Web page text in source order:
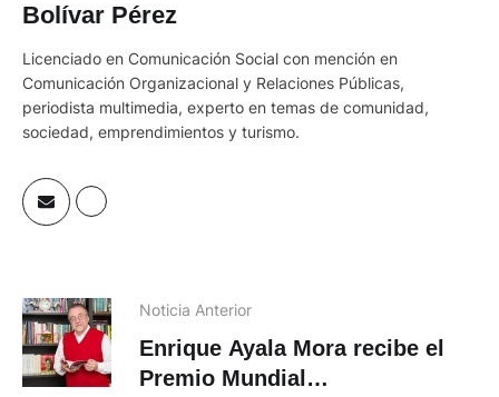
Bolívar Pérez
Licenciado en Comunicación Social con mención en
Comunicación Organizacional y Relaciones Públicas,
periodista multimedia, experto en temas de comunidad,
sociedad, emprendimientos y turismo.
Noticia Anterior
Enrique Ayala Mora recibe el
Premio Mundial